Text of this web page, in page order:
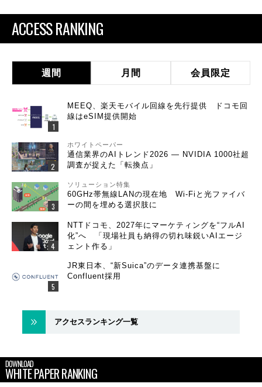
ACCESS RANKING
週間 月間 会員限定
MEEQ、楽天モバイル回線を先行提供 ドコモ回
線はeSIM提供開始
ホワイトペーパー
通信業界のAIトレンド2026 ― NVIDIA 1000社超
調査が捉えた「転換点」
ソリューション特集
60GHz帯無線LANの現在地 Wi-Fiと光ファイバ
ーの間を埋める選択肢に
NTTドコモ、2027年にマーケティングを“フルAI
化”へ 「現場社員も納得の切れ味鋭いAIエージ
ェント作る」
JR東日本、“新Suica”のデータ連携基盤に
Confluent採用
アクセスランキング一覧
DOWNLOAD
WHITE PAPER RANKING